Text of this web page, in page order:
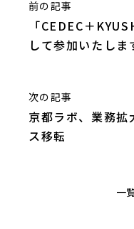
前の記事
「CEDEC＋
して参加いたしま
次の記事
京都ラボ、業務拡
ス移転
一